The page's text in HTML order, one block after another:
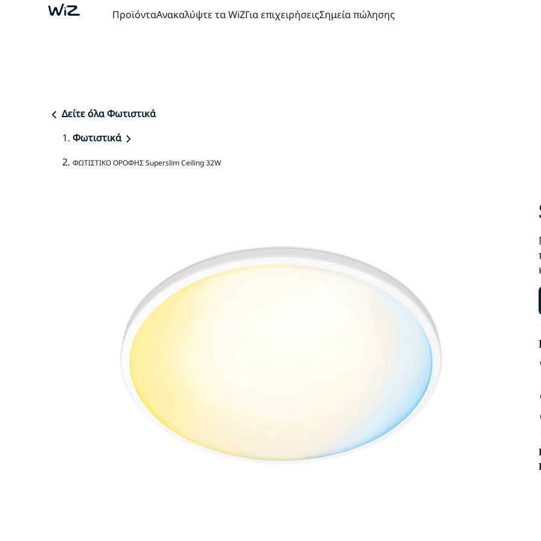
ΠροϊόνταΑνακαλύψτε τα WiZΓια επιχειρήσειςΣημεία πώλησης
Δείτε όλα Φωτιστικά
Φωτιστικά
ΦΩΤΙΣΤΙΚΟ ΟΡΟΦΗΣ Superslim Ceiling 32W